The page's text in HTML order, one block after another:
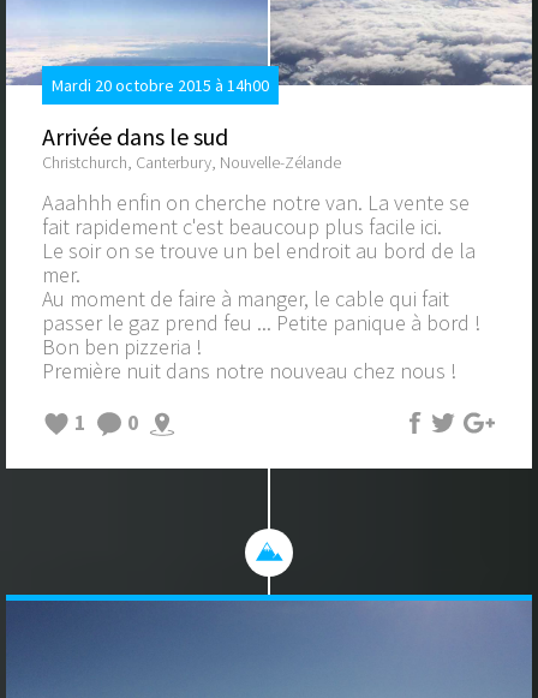
Mardi 20 octobre 2015 à 14h00
Arrivée dans le sud
Christchurch, Canterbury, Nouvelle-Zélande
Aaahhh enfin on cherche notre van. La vente se
fait rapidement c'est beaucoup plus facile ici.
Le soir on se trouve un bel endroit au bord de la
mer.
Au moment de faire à manger, le cable qui fait
passer le gaz prend feu ... Petite panique à bord !
Bon ben pizzeria !
Première nuit dans notre nouveau chez nous !
1
0